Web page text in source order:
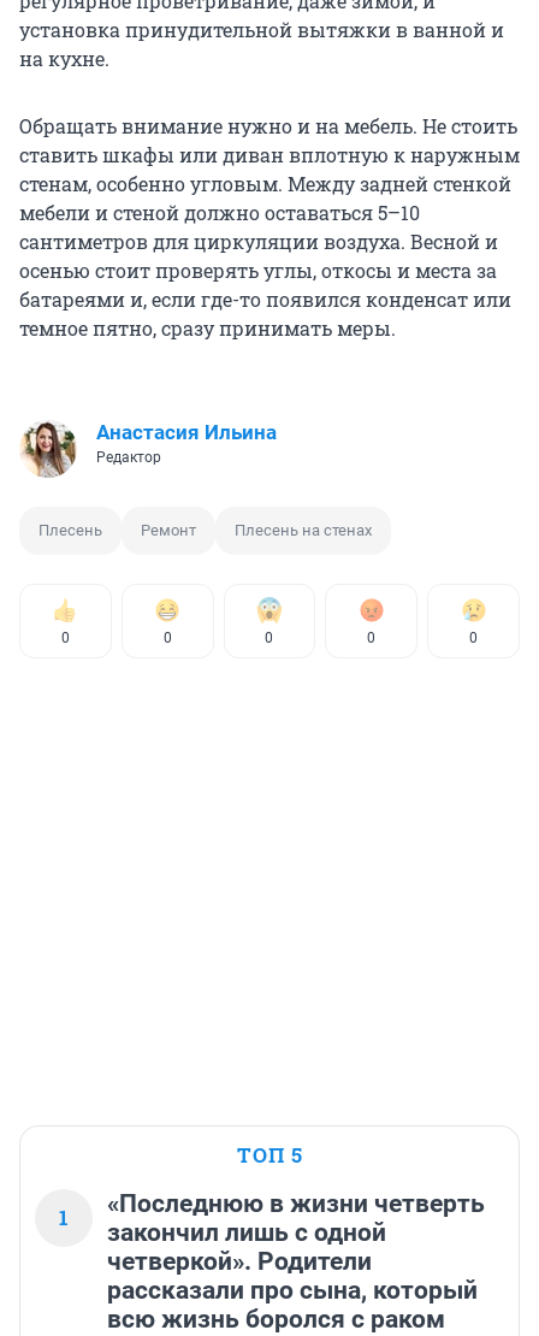
установка принудительной вытяжки в ванной и
на кухне.
Обращать внимание нужно и на мебель. Не стоить
ставить шкафы или диван вплотную к наружным
стенам, особенно угловым. Между задней стенкой
мебели и стеной должно оставаться 5–10
сантиметров для циркуляции воздуха. Весной и
осенью стоит проверять углы, откосы и места за
батареями и, если где-то появился конденсат или
темное пятно, сразу принимать меры.
Анастасия Ильина
Редактор
Плесень Ремонт Плесень на стенах
0 0 0 0 0
ТОП 5
1
«Последнюю в жизни четверть
закончил лишь с одной
четверкой». Родители
рассказали про сына, который
всю жизнь боролся с раком